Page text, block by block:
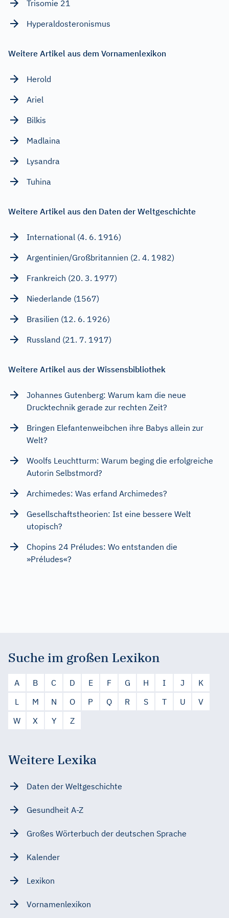
Trisomie 21
Hyperaldosteronismus
Weitere Artikel aus dem Vornamenlexikon
Herold
Ariel
Bilkis
Madlaina
Lysandra
Tuhina
Weitere Artikel aus den Daten der Weltgeschichte
International (4. 6. 1916)
Argentinien/Großbritannien (2. 4. 1982)
Frankreich (20. 3. 1977)
Niederlande (1567)
Brasilien (12. 6. 1926)
Russland (21. 7. 1917)
Weitere Artikel aus der Wissensbibliothek
Johannes Gutenberg: Warum kam die neue
Drucktechnik gerade zur rechten Zeit?
Bringen Elefantenweibchen ihre Babys allein zur
Welt?
Woolfs Leuchtturm: Warum beging die erfolgreiche
Autorin Selbstmord?
Archimedes: Was erfand Archimedes?
Gesellschaftstheorien: Ist eine bessere Welt
utopisch?
Chopins 24 Préludes: Wo entstanden die
»Préludes«?
Suche im großen Lexikon
A B C D E F G H I J
K
L
M N O P Q R S T U
V
W
X Y Z
Weitere Lexika
Daten der Weltgeschichte
Gesundheit A-Z
Großes Wörterbuch der deutschen Sprache
Kalender
Lexikon
Vornamenlexikon